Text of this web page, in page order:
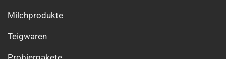
Milchprodukte
Teigwaren